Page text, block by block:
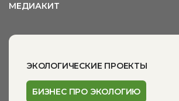
МЕДИАКИТ
ЭКОЛОГИЧЕСКИЕ ПРОЕКТЫ
БИЗНЕС ПРО ЭКОЛОГИЮ